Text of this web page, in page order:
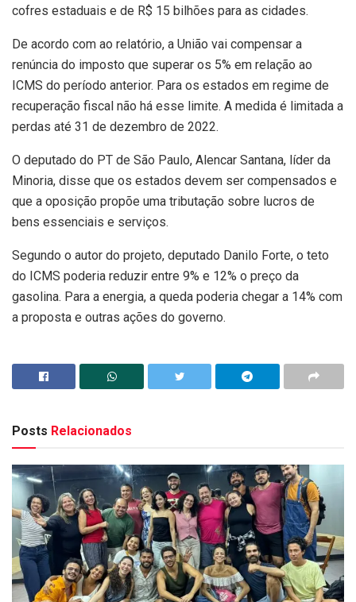
cofres estaduais e de R$ 15 bilhões para as cidades.
De acordo com ao relatório, a União vai compensar a
renúncia do imposto que superar os 5% em relação ao
ICMS do período anterior. Para os estados em regime de
recuperação fiscal não há esse limite. A medida é limitada a
perdas até 31 de dezembro de 2022.
O deputado do PT de São Paulo, Alencar Santana, líder da
Minoria, disse que os estados devem ser compensados e
que a oposição propõe uma tributação sobre lucros de
bens essenciais e serviços.
Segundo o autor do projeto, deputado Danilo Forte, o teto
do ICMS poderia reduzir entre 9% e 12% o preço da
gasolina. Para a energia, a queda poderia chegar a 14% com
a proposta e outras ações do governo.
Posts Relacionados